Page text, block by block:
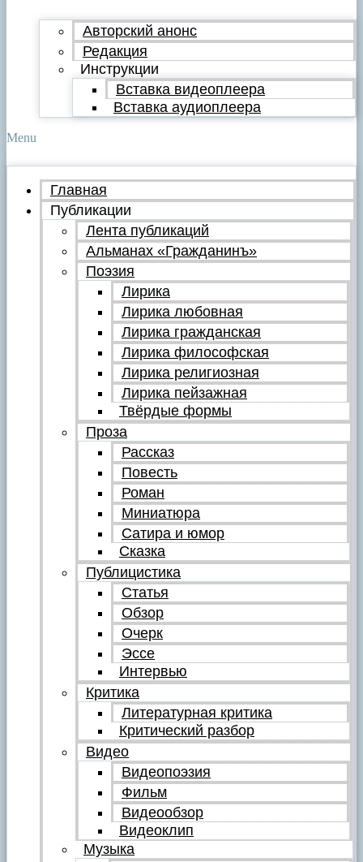
Авторский анонс
Редакция
Инструкции
Вставка видеоплеера
Вставка аудиоплеера
Menu
Главная
Публикации
Лента публикаций
Альманах «Гражданинъ»
Поэзия
Лирика
Лирика любовная
Лирика гражданская
Лирика философская
Лирика религиозная
Лирика пейзажная
Твёрдые формы
Проза
Рассказ
Повесть
Роман
Миниатюра
Сатира и юмор
Сказка
Публицистика
Статья
Обзор
Очерк
Эссе
Интервью
Критика
Литературная критика
Критический разбор
Видео
Видеопоэзия
Фильм
Видеообзор
Видеоклип
Музыка